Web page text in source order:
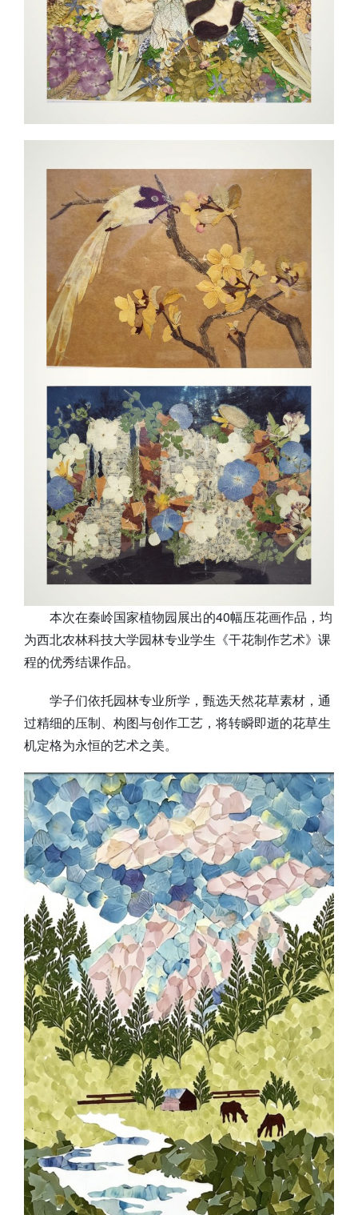
本次在秦岭国家植物园展出的40幅压花画作品，均
为西北农林科技大学园林专业学生《干花制作艺术》课
程的优秀结课作品。
学子们依托园林专业所学，甄选天然花草素材，通
过精细的压制、构图与创作工艺，将转瞬即逝的花草生
机定格为永恒的艺术之美。